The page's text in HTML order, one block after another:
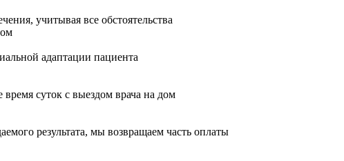
учитывая все обстоятельства
адаптации пациента
суток с выездом врача на дом
результата, мы возвращаем часть оплаты